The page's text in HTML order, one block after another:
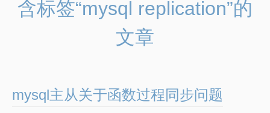
Default
Networking
含标签“mysql replication”的
文章
mysql主从关于函数过程同步问题